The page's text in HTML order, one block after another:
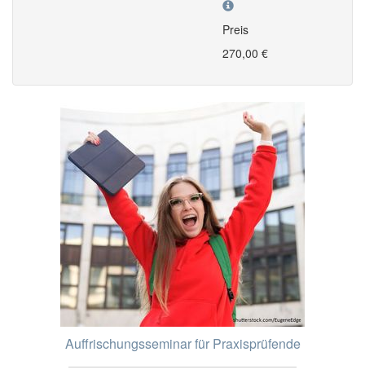
Preis
270,00 €
Auffrischungsseminar für Praxisprüfende